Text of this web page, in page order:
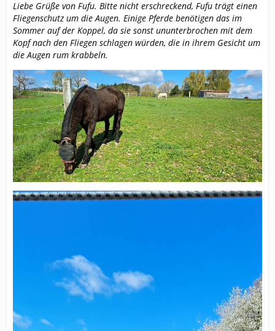
Liebe Grüße von Fufu. Bitte nicht erschreckend, Fufu trägt einen
Fliegenschutz um die Augen. Einige Pferde benötigen das im
Sommer auf der Koppel, da sie sonst ununterbrochen mit dem
Kopf nach den Fliegen schlagen würden, die in ihrem Gesicht um
die Augen rum krabbeln.